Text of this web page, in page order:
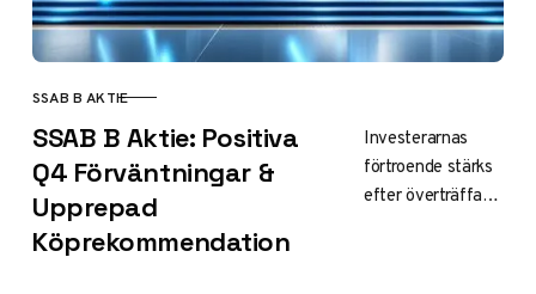
KATEGORI
SSAB B AKTIE
SSAB B Aktie: Positiva
Q4 Förväntningar &
Upprepad
Köprekommendation
Investerarnas
förtroende stärks
efter överträffade